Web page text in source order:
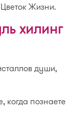
Жизни.
хилинг
души,
когда познаете